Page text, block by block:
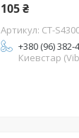
105 ₴
CT-
+380 (96) 382-
Киевстар